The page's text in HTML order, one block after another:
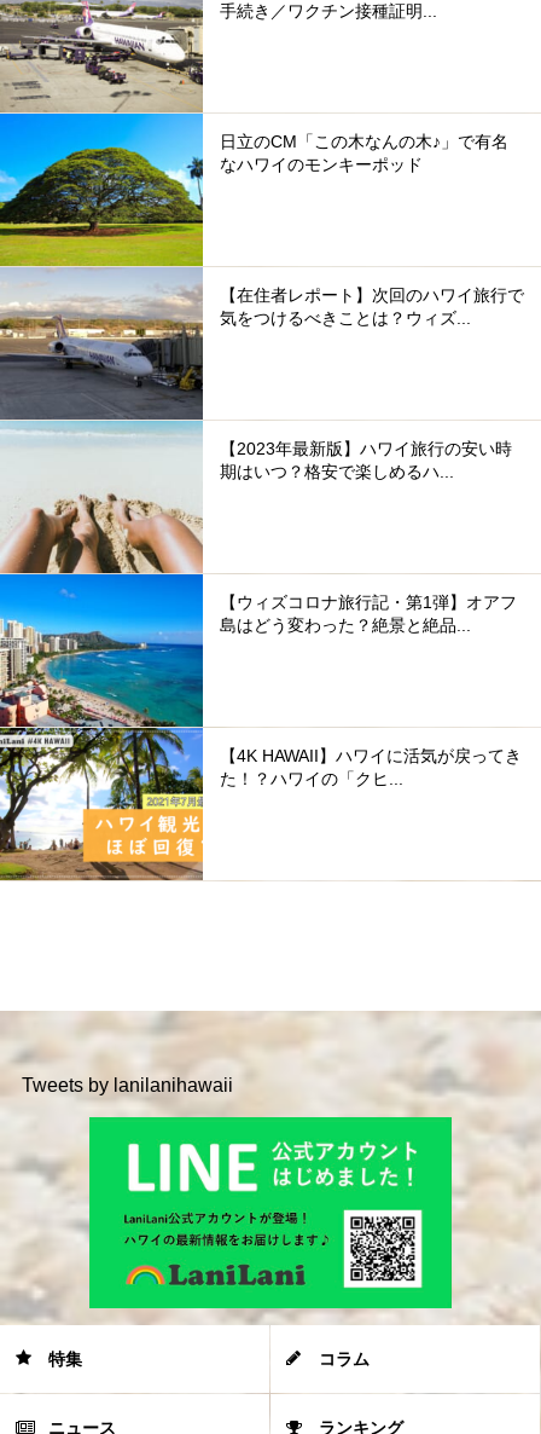
手続き／ワクチン接種証明...
日立のCM「この木なんの木♪」で有名
なハワイのモンキーポッド
【在住者レポート】次回のハワイ旅行で
気をつけるべきことは？ウィズ...
【2023年最新版】ハワイ旅行の安い時
期はいつ？格安で楽しめるハ...
【ウィズコロナ旅行記・第1弾】オアフ
島はどう変わった？絶景と絶品...
【4K HAWAII】ハワイに活気が戻ってき
た！？ハワイの「クヒ...
Tweets by lanilanihawaii
特集 コラム
ニュース ランキング